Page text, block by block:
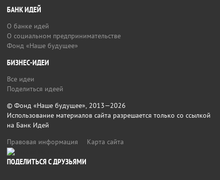
БАНК ИДЕЙ
О банке идей
О социальном предпринимательстве
Фонд «Наше будущее»
БИЗНЕС-ИДЕИ
Все идеи
Поделиться идеей
© Фонд «Наше будущее», 2013—2026
Использование материалов сайта разрешается только со ссылкой
на Банк Идей
Правовая информация
Карта сайта
ПОДЕЛИТЬСЯ С ДРУЗЬЯМИ